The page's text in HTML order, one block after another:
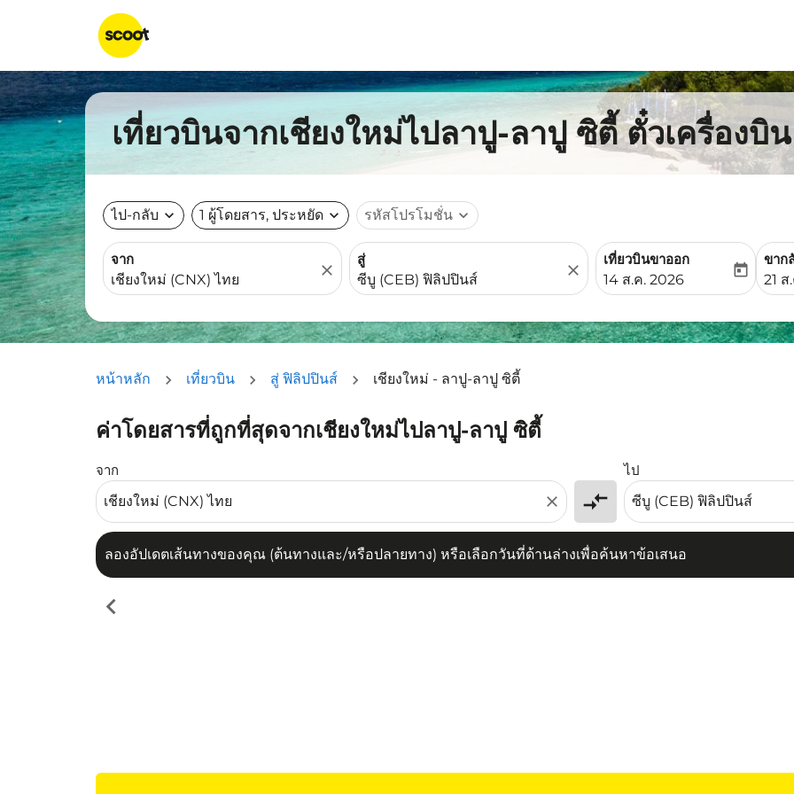
เที่ยวบินจากเชียงใหม่ไปลาปู-ลาปู ซิตี้ ตั๋วเครื่องบิ
ไป-กลับ expand_more 1 ผู้โดยสาร, ประหยัด expand_more รหัสโปรโมชั่น expand_more
จาก
close
สู่
close
เที่ยวบินขาออก
fc-booking-departure-
14 ส.ค. 2026
today
ขาก
fc-
21
หน้าหลัก เที่ยวบิน สู่ ฟิลิปปินส์ เชียงใหม่ - ลาปู-ลาปู ซิตี้
ค่าโดยสารที่ถูกที่สุดจากเชียงใหม่ไปลาปู-ลาปู ซิตี้
จาก
close compare_arrows
ไป
ลองอัปเดตเส้นทางของคุณ (ต้นทางและ/หรือปลายทาง) หรือเลือกวันที่ด้านล่างเพื่อค้นหาข้อเสนอ
ลองอัปเดตเส้นทางของคุณ (ต้นทางและ/หรือปลายทาง) หรือเลือกวันที่ด้านล่างเพื่อค้นหาข้อเสนอ
chevron_left